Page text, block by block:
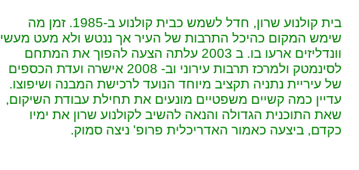
בית קולנוע שרון, חדל לשמש כבית קולנוע ב-1985. זמן מה
שימש המקום כהיכל התרבות של העיר אך ננטש ולא מעט מעשי
וונדליזים ארעו בו. ב 2003 עלתה הצעה להפוך את המתחם
לסינמטק ולמרכז תרבות עירוני וב- 2008 אישרה ועדת הכספים
של עיריית נתניה תקציב מיוחד הנועד לרכישת המבנה ושיפוצו‏.
עדיין כמה קשיים משפטיים מונעים את תחילת עבודת השיקום,
שאת התוכנית הגדולה והנאה להשיב לקולנוע שרון את ימיו
כקדם, ביצעה כאמור האדריכלית פרופ' ניצה סמוק.